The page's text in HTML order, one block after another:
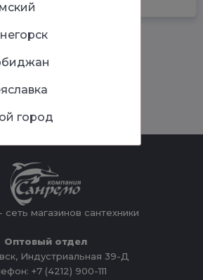
магазинов сантехники
Оптовый отдел
Индустриальная 39-Д
+7 (4212) 900-111
город